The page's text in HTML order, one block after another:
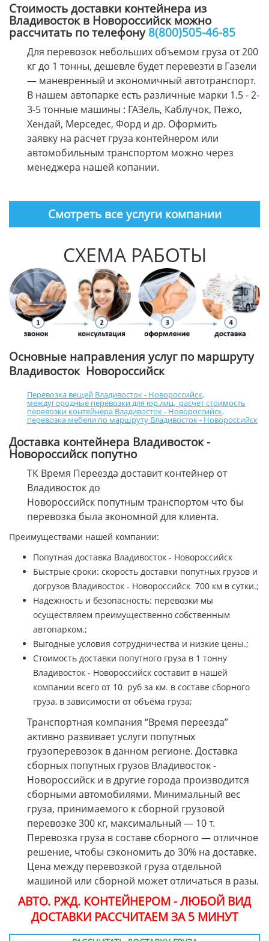
Стоимость доставки контейнера из
Владивосток в Новороссийск можно
рассчитать по телефону 8(800)505-46-85
Для перевозок небольших объемом груза от 200
кг до 1 тонны, дешевле будет перевезти в Газели
— маневренный и экономичный автотранспорт.
В нашем автопарке есть различные марки 1.5 - 2-
3-5 тонные машины : ГАЗель, Каблучок, Пежо,
Хендай, Мерседес, Форд и др. Оформить
заявку на расчет груза контейнером или
автомобильным транспортом можно через
менеджера нашей копании.
Смотреть все услуги компании
СХЕМА РАБОТЫ
Основные направления услуг по маршруту
Владивосток Новороссийск
Перевозка вещей Владивосток - Новороссийск,
междугородные перевозки для юр.лиц, расчет стоимость
перевозки контейнера Владивосток - Новороссийск,
перевозка мебели по маршруту Владивосток - Новороссийск
Доставка контейнера Владивосток -
Новороссийск попутно
ТК Время Переезда доставит контейнер от
Владивосток до
Новороссийск попутным транспортом что бы
перевозка была экономной для клиента.
Преимуществами нашей компании:
Попутная доставка Владивосток - Новороссийск
Быстрые сроки: скорость доставки попутных грузов и
догрузов Владивосток - Новороссийск 700 км в сутки.;
Надежность и безопасность: перевозки мы
осуществляем преимущественно собственным
автопарком.;
Выгодные условия сотрудничества и низкие цены.;
Стоимость доставки попутного груза в 1 тонну
Владивосток - Новороссийск составит в нашей
компании всего от 10 руб за км. в составе сборного
груза, в зависимости от объёма груза;
Транспортная компания “Время переезда”
активно развивает услуги попутных
грузоперевозок в данном регионе. Доставка
сборных попутных грузов Владивосток -
Новороссийск и в другие города производится
сборными автомобилями. Минимальный вес
груза, принимаемого к сборной грузовой
перевозке 300 кг, максимальный — 10 т.
Перевозка груза в составе сборного — отличное
решение, чтобы сэкономить до 30% на доставке.
Цена между перевозкой груза отдельной
машиной или сборной может отличаться в разы.
АВТО. РЖД. КОНТЕЙНЕРОМ - ЛЮБОЙ ВИД
ДОСТАВКИ РАССЧИТАЕМ ЗА 5 МИНУТ